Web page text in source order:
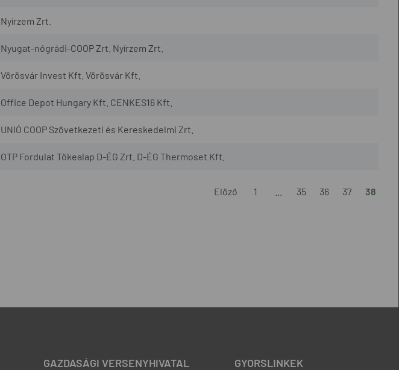
Nyírzem Zrt.
Nyugat-nógrádi-COOP Zrt. Nyírzem Zrt.
Vörösvár Invest Kft. Vörösvár Kft.
Office Depot Hungary Kft. CENKES16 Kft.
UNIÓ COOP Szövetkezeti és Kereskedelmi Zrt.
OTP Fordulat Tőkealap D-ÉG Zrt. D-ÉG Thermoset Kft.
Előző 1 35 36 37 38
GAZDASÁGI VERSENYHIVATAL GYORSLINKEK